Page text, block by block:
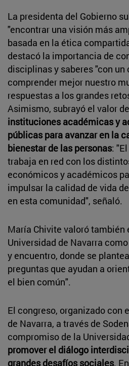
La presidenta del Gobierno
"encontrar una visión más
basada en la ética
destacó la importancia de
disciplinas y saberes "con un
comprender mejor nuestro
respuestas a los grandes
Asimismo, subrayó el valor
instituciones académicas y
públicas para avanzar en la
bienestar de las personas:
trabaja en red con los
económicos y académicos
impulsar la calidad de vida
en esta comunidad", señaló.
María Chivite valoró también
Universidad de Navarra
y encuentro, donde se
preguntas que ayudan a
el bien común".
El congreso, organizado con
de Navarra, a través de
compromiso de la
promover el diálogo
grandes desafíos sociales.